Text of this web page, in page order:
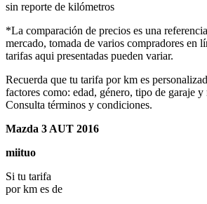
sin reporte de kilómetros
*La comparación de precios es una
mercado, tomada de varios compradores en
tarifas aqui presentadas pueden variar.
Recuerda que tu tarifa por km es
factores como: edad, género, tipo de garaje
Consulta términos y condiciones.
Mazda 3 AUT 2016
miituo
Si tu tarifa
por km es de